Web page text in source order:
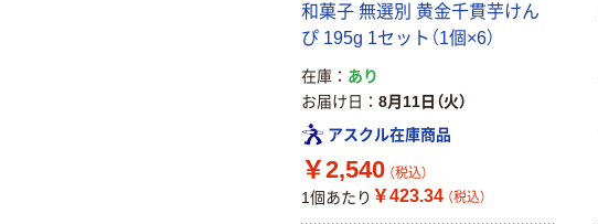
和菓子 無選別 黄金千貫芋けん
ぴ 195g 1セット（1個×6）
在庫
あり
お届け日
8月11日（火）
アスクル在庫商品
￥2,540 （税込）
1個あたり ￥423.34 （税込）